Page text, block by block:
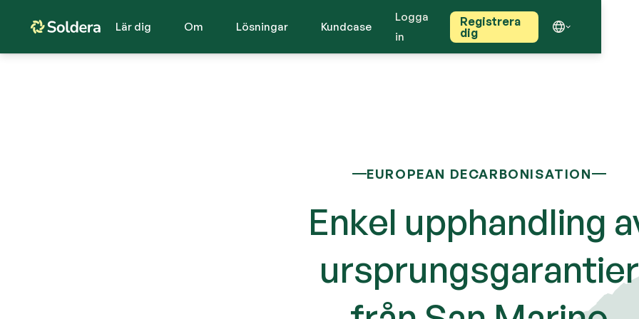
Logga
in
Registrera
dig
Lär dig Om Lösningar Kundcase
Enkel upphandling
ursprungsgarantier
EUROPEAN DECARBONISATION